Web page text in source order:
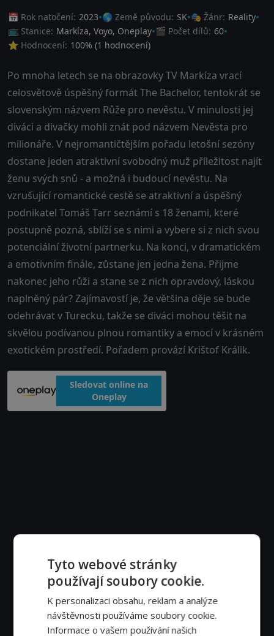
📅 Rok natočení: 2023 🌎 Země původu: SK 🎭 Žánr: Reality
📺 Stanice: Markíza, Voyo, Oneplay 🎬 Počet dílů: 60
⭐ Hodnocení: 100% (1 hodnocení)
Po mnoha letech se na obrazovky TV Markíza vrací
celosvětově úspěšný formát The Bachelor, tentokrát se
slovenským názvem Růže pro nevěstu. V minulosti jej
diváci a divačky mohli znát pod názvem Nevěsta pro
milionáře. V nejromantičtějším pořadu letošní sezóny
dostane jeden atraktivní svobodný muž příležitost najít
ženu svých snů - a možná i budoucí nevěstu. Na
vzrušující romantické cestě se atraktivní a úspěšný
podnikatel Tomáš Tarr seznámí s 18 ženami, které
postupně pozná, sblíží se s nimi a vybere si z nich svou
potenciální životní partnerku. Na konci, v dramatickém
a emotivním finále, zůstane jen jedna žena. Přijme
nakonec jeho růži a stane se z nich opravdový, láskou
naplněný pár? Zajímavostí je, že většina děje se bude
odehrávat v Turecku, takže se diváci mohou těšit na
skvělou podívanou plnou romantiky a emocí v krásném
exotickém prostředí. Pořadem provází Krištof Králik.
Sledovat online na
Oneplay
Tyto webové stránky
používají soubory cookie.
K personalizaci obsahu, reklam a analýze
návštěvnosti používáme soubory cookie.
Informace o vašem používání našich